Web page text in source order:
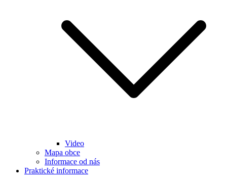
Video
Mapa obce
Informace od nás
Praktické informace